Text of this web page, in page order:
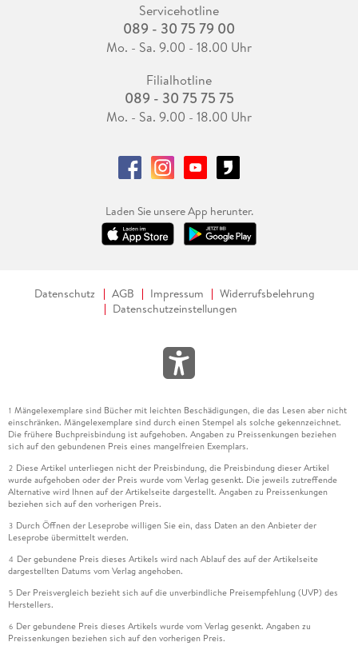
Servicehotline
089 - 30 75 79 00
Mo. - Sa. 9.00 - 18.00 Uhr
Filialhotline
089 - 30 75 75 75
Mo. - Sa. 9.00 - 18.00 Uhr
Laden Sie unsere App herunter.
Datenschutz AGB Impressum
Widerrufsbelehrung
Datenschutzeinstellungen
1 Mängelexemplare sind Bücher mit leichten Beschädigungen, die das Lesen aber nicht
einschränken. Mängelexemplare sind durch einen Stempel als solche gekennzeichnet.
Die frühere Buchpreisbindung ist aufgehoben. Angaben zu Preissenkungen beziehen
sich auf den gebundenen Preis eines mangelfreien Exemplars.
2 Diese Artikel unterliegen nicht der Preisbindung, die Preisbindung dieser Artikel
wurde aufgehoben oder der Preis wurde vom Verlag gesenkt. Die jeweils zutreffende
Alternative wird Ihnen auf der Artikelseite dargestellt. Angaben zu Preissenkungen
beziehen sich auf den vorherigen Preis.
3 Durch Öffnen der Leseprobe willigen Sie ein, dass Daten an den Anbieter der
Leseprobe übermittelt werden.
4 Der gebundene Preis dieses Artikels wird nach Ablauf des auf der Artikelseite
dargestellten Datums vom Verlag angehoben.
5 Der Preisvergleich bezieht sich auf die unverbindliche Preisempfehlung (UVP) des
Herstellers.
6 Der gebundene Preis dieses Artikels wurde vom Verlag gesenkt. Angaben zu
Preissenkungen beziehen sich auf den vorherigen Preis.